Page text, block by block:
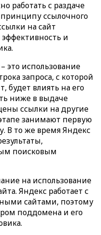
работать с раздаче
принципу ссылочного
на сайт
и
это использование
запроса, с которой
будет влиять на его
ниже в выдаче
ссылки на другие
занимают первую
В то же время Яндекс
поисковым
на использование
Яндекс работает с
сайтами, поэтому
поддомена и его